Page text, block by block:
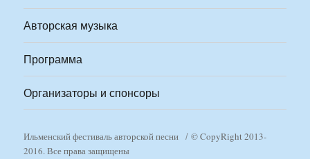
Авторская музыка
Программа
Организаторы и спонсоры
Ильменский фестиваль авторской песни
© CopyRight 2013-
2016. Все права защищены